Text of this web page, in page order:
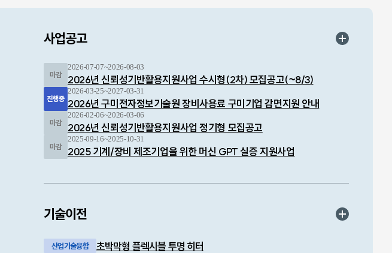
전자부품 열충격 내구시험기
시험품을 특정한 고온/저온 반복 환경 모사 구현을 통해 시험품의 외관 변화(수축, 팽창,
변색 등) 및 실시간 미세저항(Micro resistance)측정을 통해 숄더/커넥터 부위의 크랙을
평가하는 환경내구성 시험 장비
사업공고
2026-07-07~2026-08-03
2026년 신뢰성기반활용지원사업 수시형(2차) 모집공고(~8/3)
2026-03-25~2027-03-31
2026년 구미전자정보기술원 장비사용료 구미기업 감면지원 안내
2026-02-06~2026-03-06
2026년 신뢰성기반활용지원사업 정기형 모집공고
2025-09-16~2025-10-31
2025 기계/장비 제조기업을 위한 머신 GPT 실증 지원사업
기술이전
산업기술융합 초박막형 플렉시블 투명 히터